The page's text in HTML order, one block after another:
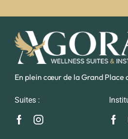
En plein cœur de la Grand Place
Suites :